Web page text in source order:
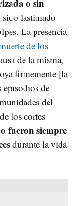
o sin
lastimado
La presencia
de los
de la misma,
firmemente [la
episodios de
del
los cortes
fueron siempre
durante la vida